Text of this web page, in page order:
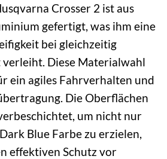
Crosser 2 ist aus
gefertigt, was ihm eine
bei gleichzeitig
Diese Materialwahl
ein agiles Fahrverhalten und
Die Oberflächen
um nicht nur
Blue Farbe zu erzielen,
effektiven Schutz vor